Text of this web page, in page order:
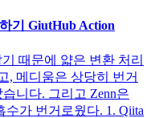
기 GiutHub Action
때문에 얇은 변환 처리
, 메디움은 상당히 번거
니다. 그리고 Zenn은
가 번거로웠다. 1. Qiita